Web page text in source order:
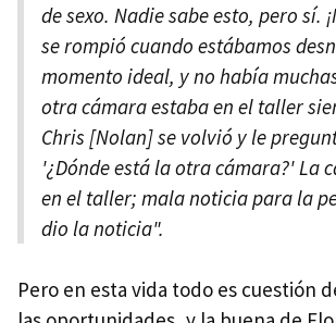
de sexo. Nadie sabe esto, pero sí.
se rompió cuando estábamos
momento ideal, y no había
otra cámara estaba en el taller
Chris [Nolan] se volvió y le
'¿Dónde está la otra cámara?' La
en el taller; mala noticia para la
dio la noticia".
Pero en esta vida todo es cuestión